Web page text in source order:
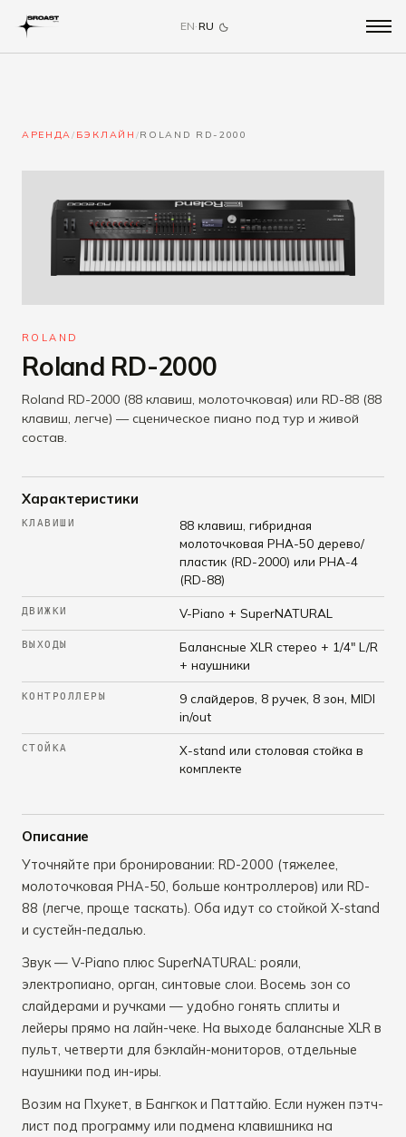
EN·RU
АРЕНДА/ БЭКЛАЙН /ROLAND RD-2000
ROLAND
Roland RD-2000
Roland RD-2000 (88 клавиш, молоточковая) или RD-88 (88
клавиш, легче) — сценическое пиано под тур и живой
состав.
Характеристики
КЛАВИШИ
88 клавиш, гибридная
молоточковая PHA-50 дерево/
пластик (RD-2000) или PHA-4
(RD-88)
ДВИЖКИ V-Piano + SuperNATURAL
ВЫХОДЫ
Балансные XLR стерео + 1/4" L/R
+ наушники
КОНТРОЛЛЕРЫ
9 слайдеров, 8 ручек, 8 зон, MIDI
in/out
СТОЙКА
X-stand или столовая стойка в
комплекте
Описание
Уточняйте при бронировании: RD-2000 (тяжелее,
молоточковая PHA-50, больше контроллеров) или RD-
88 (легче, проще таскать). Оба идут со стойкой X-stand
и сустейн-педалью.
Звук — V-Piano плюс SuperNATURAL: рояли,
электропиано, орган, синтовые слои. Восемь зон со
слайдерами и ручками — удобно гонять сплиты и
лейеры прямо на лайн-чеке. На выходе балансные XLR в
пульт, четверти для бэклайн-мониторов, отдельные
наушники под ин-иры.
Возим на Пхукет, в Бангкок и Паттайю. Если нужен пэтч-
лист под программу или подмена клавишника на